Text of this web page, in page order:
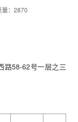
量：2870
路58-62号一层之三